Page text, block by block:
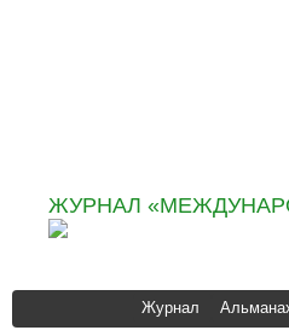
ЖУРНАЛ
Журнал